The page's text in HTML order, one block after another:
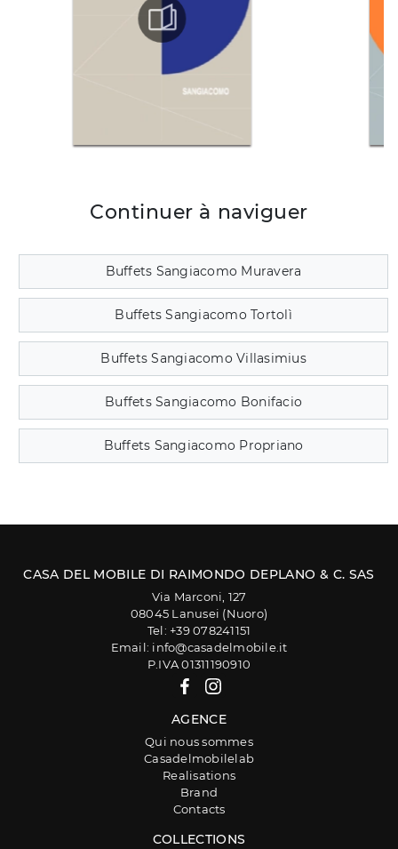
Continuer à naviguer
Buffets Sangiacomo Muravera
Buffets Sangiacomo Tortolì
Buffets Sangiacomo Villasimius
Buffets Sangiacomo Bonifacio
Buffets Sangiacomo Propriano
CASA DEL MOBILE DI RAIMONDO DEPLANO & C. SAS
Via Marconi, 127
08045 Lanusei (Nuoro)
Tel: +39 078241151
Email: info@casadelmobile.it
P.IVA 01311190910
AGENCE
Qui nous sommes
Casadelmobilelab
Realisations
Brand
Contacts
COLLECTIONS